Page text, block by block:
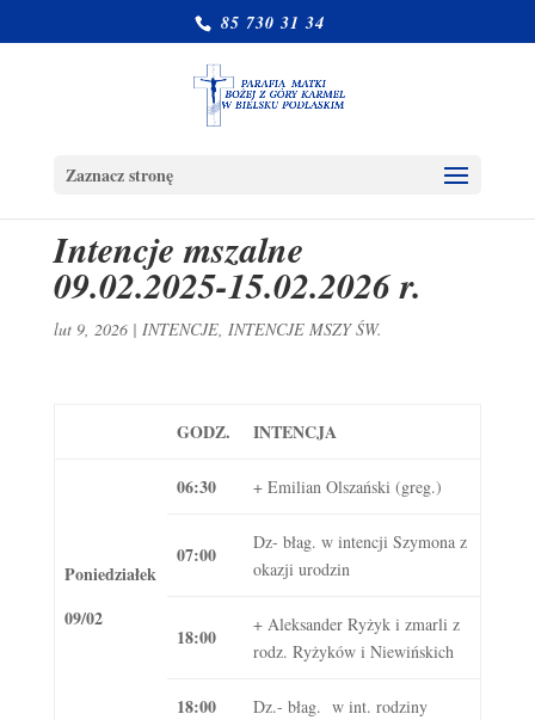
85 730 31 34
Zaznacz stronę
Intencje mszalne
09.02.2025-15.02.2026 r.
lut 9, 2026| INTENCJE, INTENCJE MSZY ŚW.
GODZ. INTENCJA
Poniedziałek
09/02
06:30 + Emilian Olszański (greg.)
07:00
Dz- błag. w intencji Szymona z
okazji urodzin
18:00
+ Aleksander Ryżyk i zmarli z
rodz. Ryżyków i Niewińskich
18:00 Dz.- błag. w int. rodziny